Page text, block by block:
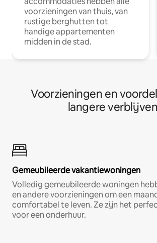
voorzieningen van thuis, van
rustige berghutten tot
handige appartementen
midden in de stad.
Voorzieningen en
langere verblijven
Gemeubileerde vakantiewoningen
Volledig gemeubileerde woningen
en andere voorzieningen om een
comfortabel te leven. Ze zijn het
voor een onderhuur.